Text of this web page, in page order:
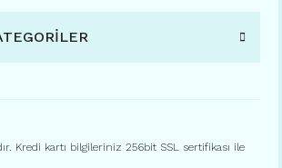
Kredi kartı bilgileriniz 256bit SSL sertifikası ile